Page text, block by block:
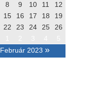
Február 2023 »
8 9 10 11
12
15 16 17 18
19
22 23 24 25
26